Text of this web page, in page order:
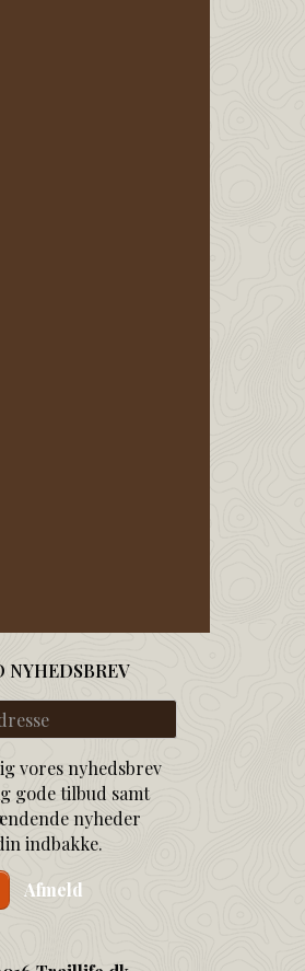
vores nyhedsbrev
gode tilbud samt
nyheder
indbakke.
Afmeld